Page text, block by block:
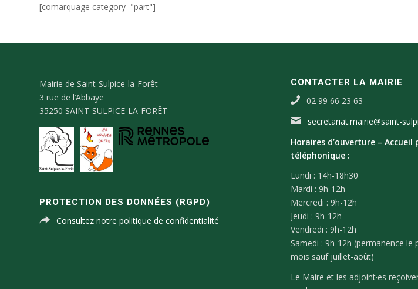
[comarquage category="part"]
Mairie de Saint-Sulpice-la-Forêt
3 rue de l’Abbaye
35250 SAINT-SULPICE-LA-FORÊT
PROTECTION DES DONNÉES (RGPD)
Consultez notre politique de confidentialité
CONTACTER LA MAIRIE
02 99 66 23 63
secretariat.mairie@saint-
Horaires d’ouverture – Accueil
téléphonique :
Lundi : 14h-18h30
Mardi : 9h-12h
Mercredi : 9h-12h
Jeudi : 9h-12h
Vendredi : 9h-12h
Samedi : 9h-12h (permanence le
mois sauf juillet-août)
Le Maire et les adjoint·es